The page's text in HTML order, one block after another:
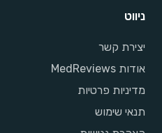
ניווט
יצירת קשר
אודות MedReviews
מדיניות פרטיות
תנאי שימוש